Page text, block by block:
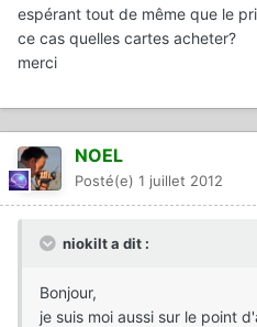
espérant tout de même que le
ce cas quelles cartes acheter?
merci
NOEL
Posté(e) 1 juillet 2012
niokilt a dit :
Bonjour,
je suis moi aussi sur le point